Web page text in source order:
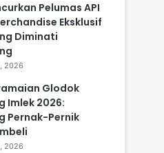
Pelumas API
Eksklusif
Diminati
2026
Glodok
Imlek 2026:
Pernak-Pernik
2026